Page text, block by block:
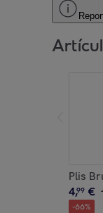
Plis
4,99 €
-66%